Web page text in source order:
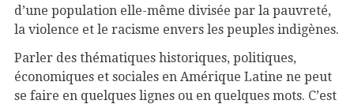
d’une population elle-même divisée par la pauvreté,
la violence et le racisme envers les peuples indigènes.
Parler des thématiques historiques, politiques,
économiques et sociales en Amérique Latine ne peut
se faire en quelques lignes ou en quelques mots. C’est